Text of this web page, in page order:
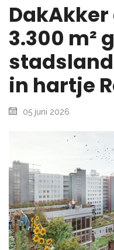
3.300 m²
in hartje
05 juni 2026